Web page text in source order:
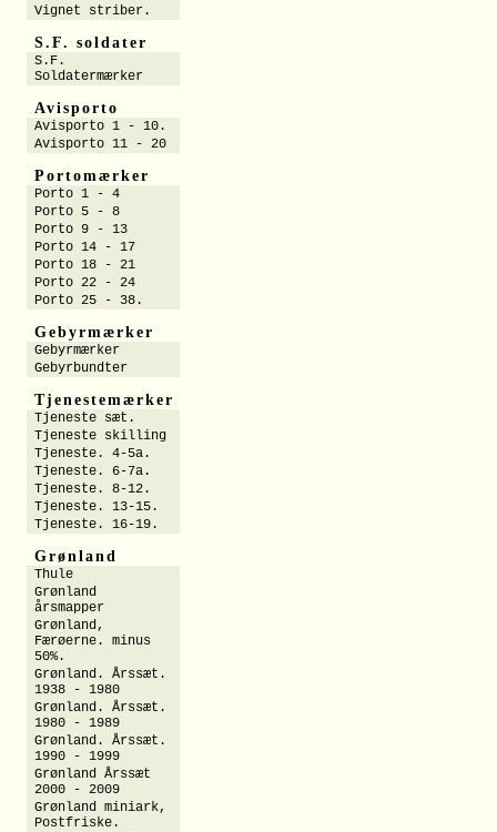
Vignet striber.
S.F. soldater
S.F.
Soldatermærker
Avisporto
Avisporto 1 - 10.
Avisporto 11 - 20
Portomærker
Porto 1 - 4
Porto 5 - 8
Porto 9 - 13
Porto 14 - 17
Porto 18 - 21
Porto 22 - 24
Porto 25 - 38.
Gebyrmærker
Gebyrmærker
Gebyrbundter
Tjenestemærker
Tjeneste sæt.
Tjeneste skilling
Tjeneste. 4-5a.
Tjeneste. 6-7a.
Tjeneste. 8-12.
Tjeneste. 13-15.
Tjeneste. 16-19.
Grønland
Thule
Grønland
årsmapper
Grønland,
Færøerne. minus
50%.
Grønland. Årssæt.
1938 - 1980
Grønland. Årssæt.
1980 - 1989
Grønland. Årssæt.
1990 - 1999
Grønland Årssæt
2000 - 2009
Grønland miniark,
Postfriske.